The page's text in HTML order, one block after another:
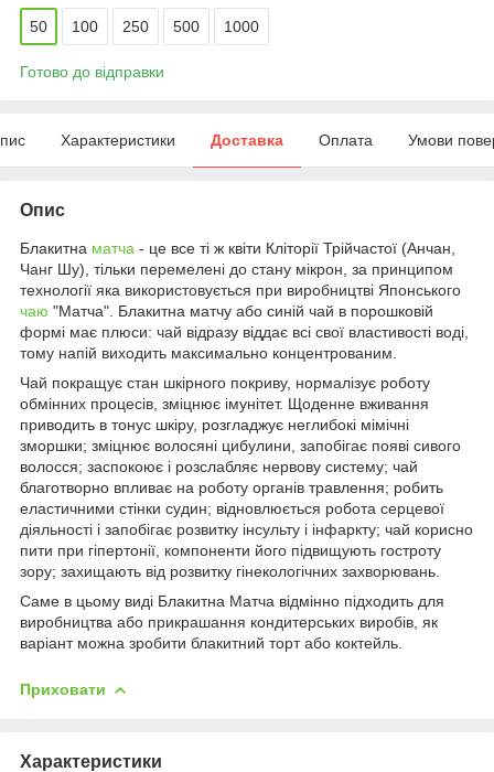
50 100 250 500 1000
Готово до відправки
Характеристики Доставка Оплата Умови
Опис
Блакитна матча - це все ті ж квіти Кліторії Трійчастої (Анчан,
Чанг Шу), тільки перемелені до стану мікрон, за принципом
технології яка використовується при виробництві Японського
чаю "Матча". Блакитна матчу або синій чай в порошковій
формі має плюси: чай відразу віддає всі свої властивості воді,
тому напій виходить максимально концентрованим.
Чай покращує стан шкірного покриву, нормалізує роботу
обмінних процесів, зміцнює імунітет. Щоденне вживання
приводить в тонус шкіру, розгладжує неглибокі мімічні
зморшки; зміцнює волосяні цибулини, запобігає появі сивого
волосся; заспокоює і розслабляє нервову систему; чай
благотворно впливає на роботу органів травлення; робить
еластичними стінки судин; відновлюється робота серцевої
діяльності і запобігає розвитку інсульту і інфаркту; чай корисно
пити при гіпертонії, компоненти його підвищують гостроту
зору; захищають від розвитку гінекологічних захворювань.
Саме в цьому виді Блакитна Матча відмінно підходить для
виробництва або прикрашання кондитерських виробів, як
варіант можна зробити блакитний торт або коктейль.
Приховати
Характеристики